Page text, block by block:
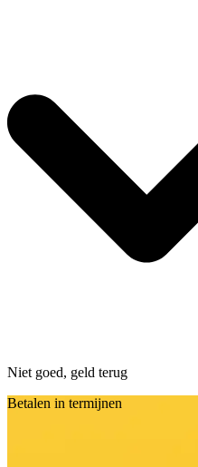
Niet goed, geld terug
Betalen in termijnen